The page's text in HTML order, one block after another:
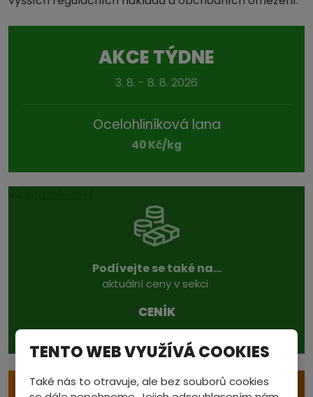
AKCE TÝDNE
3. 8. - 8. 8. 2026
Ocelohliníková lana
40 Kč/kg
Podívejte se také na...
aktuální ceny v sekci
CENÍK
TENTO WEB VYUŽÍVÁ COOKIES
Také nás to otravuje, ale bez souborů cookies